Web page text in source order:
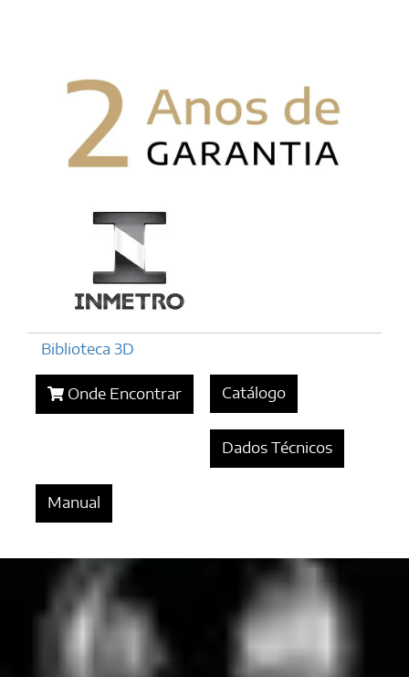
Biblioteca 3D
Onde Encontrar Catálogo
Dados Técnicos
Manual